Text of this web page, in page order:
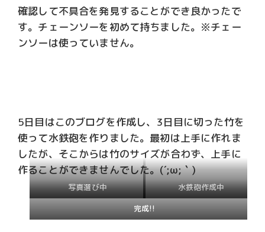
確認して不具合を発見することができ良かったで
す。チェーンソーを初めて持ちました。※チェー
ンソーは使っていません。
5日目はこのブログを作成し、3日目に切った竹を
使って水鉄砲を作りました。最初は上手に作れま
したが、そこからは竹のサイズが合わず、上手に
作ることができませんでした。(´;ω;｀)
写真選び中
水鉄砲作成中
完成!!